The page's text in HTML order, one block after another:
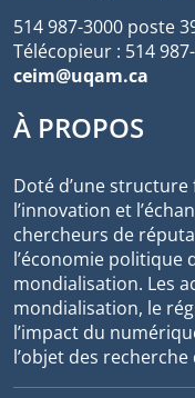
514 987-3000 poste
Télécopieur : 514
ceim@uqam.ca
À PROPOS
Doté d’une
l’innovation et
chercheurs de
l’économie politique
mondialisation. Les
mondialisation, le
l’impact du
l’objet des